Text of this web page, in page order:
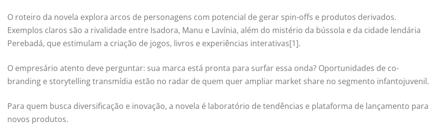
O roteiro da novela explora arcos de personagens com potencial de gerar spin-offs e produtos derivados.
Exemplos claros são a rivalidade entre Isadora, Manu e Lavínia, além do mistério da bússola e da cidade lendária
Perebadá, que estimulam a criação de jogos, livros e experiências interativas[1].
O empresário atento deve perguntar: sua marca está pronta para surfar essa onda? Oportunidades de co-
branding e storytelling transmídia estão no radar de quem quer ampliar market share no segmento infantojuvenil.
Para quem busca diversificação e inovação, a novela é laboratório de tendências e plataforma de lançamento para
novos produtos.